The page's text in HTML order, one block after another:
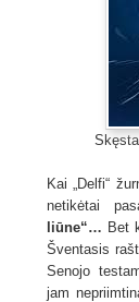
Kai „Delfi“
netikėtai
liūne“… Bet
Šventasis
Senojo
jam